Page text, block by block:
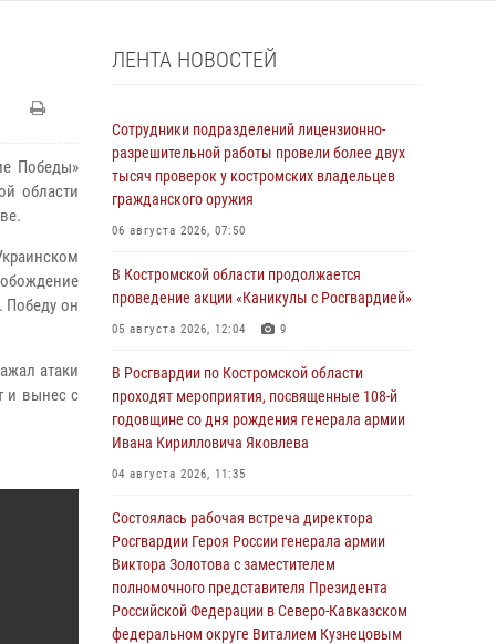
Победы»
области
Победу он
атаки
и вынес с
ЛЕНТА НОВОСТЕЙ
Сотрудники подразделений лицензионно-
разрешительной работы провели более двух
тысяч проверок у костромских владельцев
гражданского оружия
06 августа 2026, 07:50
В Костромской области продолжается
проведение акции «Каникулы с Росгвардией»
05 августа 2026, 12:04 9
В Росгвардии по Костромской области
проходят мероприятия, посвященные 108-й
годовщине со дня рождения генерала армии
Ивана Кирилловича Яковлева
04 августа 2026, 11:35
Состоялась рабочая встреча директора
Росгвардии Героя России генерала армии
Виктора Золотова с заместителем
полномочного представителя Президента
Российской Федерации в Северо-Кавказском
федеральном округе Виталием Кузнецовым